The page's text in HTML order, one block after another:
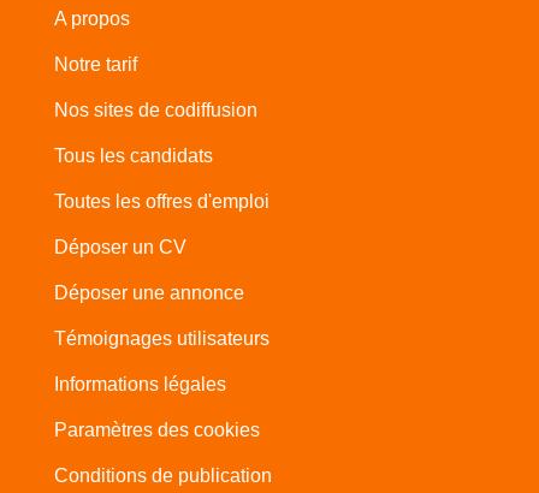
A propos
Notre tarif
Nos sites de codiffusion
Tous les candidats
Toutes les offres d'emploi
Déposer un CV
Déposer une annonce
Témoignages utilisateurs
Informations légales
Paramètres des cookies
Conditions de publication